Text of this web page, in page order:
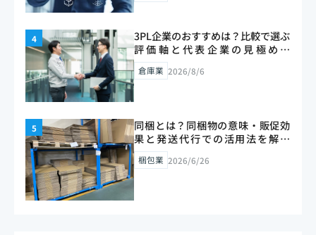
3PL企業のおすすめは？比較で選ぶ
評価軸と代表企業の見極め方
【2026年版】
倉庫業 2026/8/6
同梱とは？同梱物の意味・販促効
果と発送代行での活用法を解説
【2026年版】
梱包業 2026/6/26